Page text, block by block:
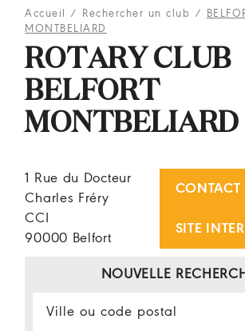
Accueil / Rechercher un club /
MONTBELIARD
ROTARY CLUB
BELFORT
MONTBELIARD
1 Rue du Docteur
Charles Fréry
CCI
90000 Belfort
CONTACT
SITE
NOUVELLE